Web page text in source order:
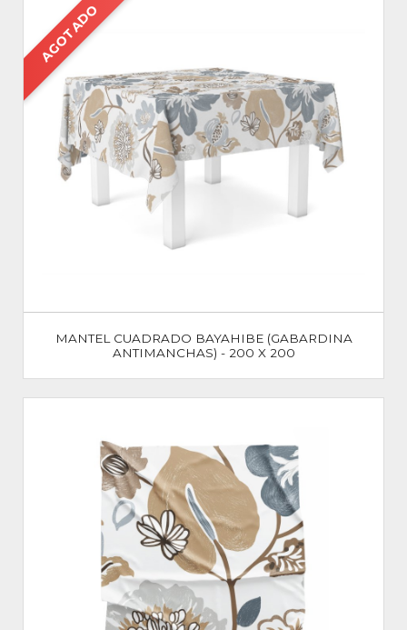
AGOTADO
MANTEL CUADRADO BAYAHIBE (GABARDINA
ANTIMANCHAS) - 200 X 200